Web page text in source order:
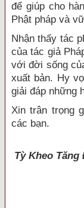
để giúp cho
Phật pháp và
Nhận thấy tác
của tác giả
với đời sống
xuất bản. Hy
giải đáp những
Xin trân trọng
các bạn.
Tỳ Kheo Tăng